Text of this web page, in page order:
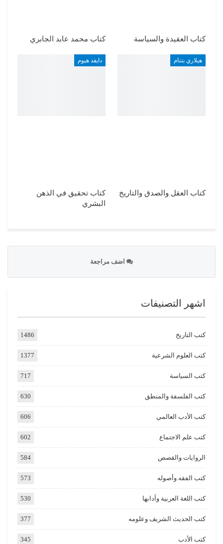
كتاب العقيدة والسياسة كتاب محمد عابد الجابري
هيلاري بتنام
كتاب العقل والصدق والتاريخ
دايفد هيوم
كتاب تحقيق في الذهن
البشري
اضف مراجعة
اشهر التصنيفات
كتب التاريخ 1486
كتب العلوم الشرعية 1377
كتب السياسة 717
كتب الفلسفة والمنطق 630
كتب الأدب العالمي 606
كتب علم الاجتماع 602
الروايات والقصص 584
كتب الفقه وأصوله 573
كتب اللغة العربية وآدابها 530
كتب الحديث الشريف وعلومه 377
كتب الأدب 345